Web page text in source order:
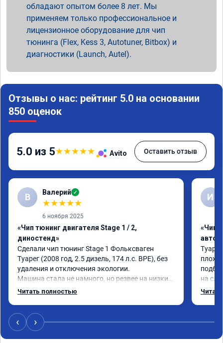
обладают опытом более 8 лет. Мы
применяем только профессиональное и
лицензионное оборудование для чип
тюнинга (Flex, Kess 3, Autotuner, Bitbox) и
диагностики (Launch, Autel).
Отзывы о нас: рейтинг 5.0 на основании
850 оценок
5.0 из 5★★★★★ Avito Оставить отзыв
В Валерий ✓
★★★★★
6 ноября 2025
«Чип тюнинг двигателя Stage 1 / 2,
диностенд»
Сделали чип тюнинг Stage 1 Фольксваген
Туарег (2008 год, 2.5 дизель, 174 л.с. BPE), без
удаления и отключения экологии.
Машина стала не намного, но резвее на низких
оборотах и на скорости после 100 км/ч при
сократился.
Расход топлива не увеличился.
Получил что хотел. Рекомендую.
Читать полностью
И
«Чип
плохо
на
‹ ›